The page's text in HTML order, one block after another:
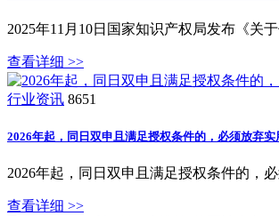
2025年11月10日国家知识产权局发布《关
查看详细 >>
行业资讯 8651
2026年起，同日双申且满足授权条件的，必须放弃
2026年起，同日双申且满足授权条件的，
查看详细 >>